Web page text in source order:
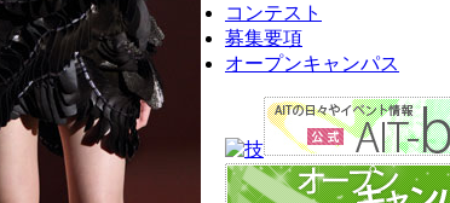
コンテスト
募集要項
オープンキャンパス